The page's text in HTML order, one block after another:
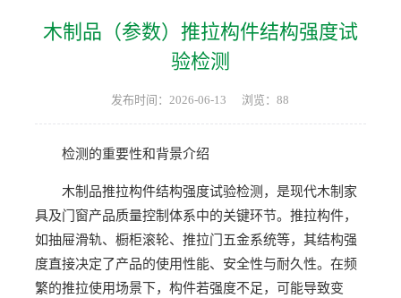
木制品（参数）推拉构件结构强度试
验检测
发布时间：2026-06-13 浏览：88
检测的重要性和背景介绍
木制品推拉构件结构强度试验检测，是现代木制家
具及门窗产品质量控制体系中的关键环节。推拉构件，
如抽屉滑轨、橱柜滚轮、推拉门五金系统等，其结构强
度直接决定了产品的使用性能、安全性与耐久性。在频
繁的推拉使用场景下，构件若强度不足，可能导致变